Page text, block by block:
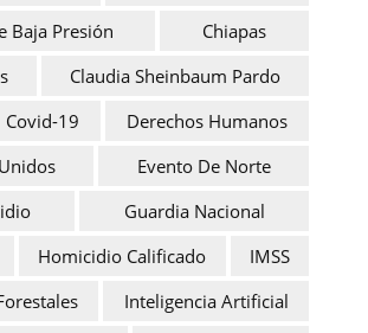
Baja Presión
Chiapas
Claudia Sheinbaum Pardo
Covid-19
Derechos Humanos
Evento De Norte
Guardia Nacional
Homicidio Calificado
IMSS
Inteligencia Artificial